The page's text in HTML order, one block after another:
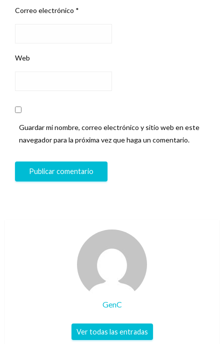
Correo electrónico *
Web
Guardar mi nombre, correo electrónico y sitio web en este
navegador para la próxima vez que haga un comentario.
GenC
Ver todas las entradas